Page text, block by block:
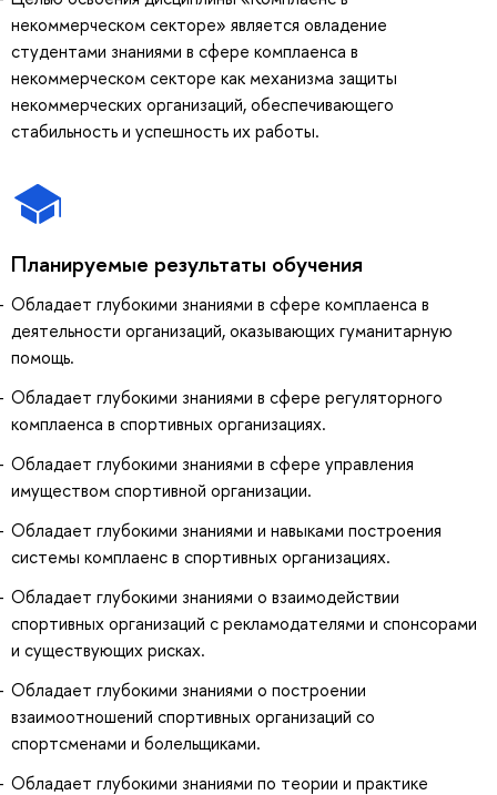
некоммерческом секторе» является овладение
студентами знаниями в сфере комплаенса в
некоммерческом секторе как механизма защиты
некоммерческих организаций, обеспечивающего
стабильность и успешность их работы.
Планируемые результаты обучения
Обладает глубокими знаниями в сфере комплаенса в
деятельности организаций, оказывающих гуманитарную
помощь.
Обладает глубокими знаниями в сфере регуляторного
комплаенса в спортивных организациях.
Обладает глубокими знаниями в сфере управления
имуществом спортивной организации.
Обладает глубокими знаниями и навыками построения
системы комплаенс в спортивных организациях.
Обладает глубокими знаниями о взаимодействии
спортивных организаций с рекламодателями и спонсорами
и существующих рисках.
Обладает глубокими знаниями о построении
взаимоотношений спортивных организаций со
спортсменами и болельщиками.
Обладает глубокими знаниями по теории и практике